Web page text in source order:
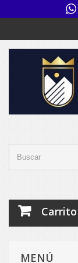
Carrito
MENÚ